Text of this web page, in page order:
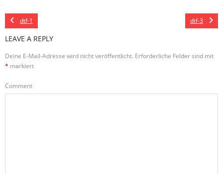
dtf-1 dtf-3
LEAVE A REPLY
Deine E-Mail-Adresse wird nicht veröffentlicht. Erforderliche Felder sind mit
* markiert
Comment